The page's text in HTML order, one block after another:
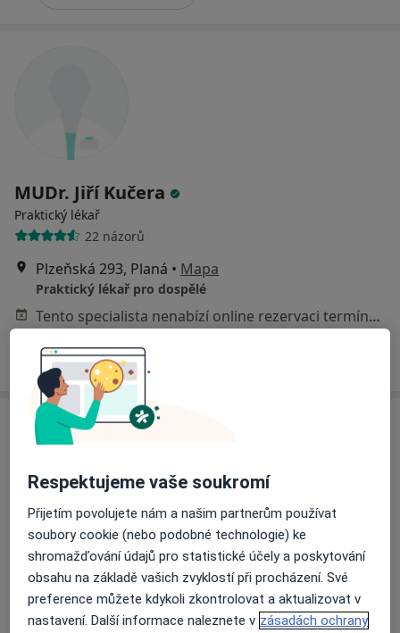
MUDr. Jiří Kučera
Praktický lékař
22 názorů
Plzeňská 293, Planá • Mapa
Praktický lékař pro dospělé
Tento specialista nenabízí online rezervaci termínu na této adrese.
Rezervovat termín
MUDr. Věra Marešová
Praktický lékař
11 názorů
Respektujeme vaše soukromí
Přijetím povolujete nám a našim partnerům používat
soubory cookie (nebo podobné technologie) ke
shromažďování údajů pro statistické účely a poskytování
obsahu na základě vašich zvyklostí při procházení. Své
preference můžete kdykoli zkontrolovat a aktualizovat v
nastavení. Další informace naleznete v zásadách ochrany